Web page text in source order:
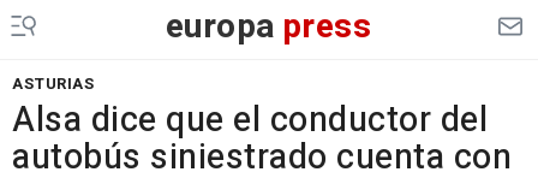
europa press
ASTURIAS
Alsa dice que el conductor del
autobús siniestrado cuenta con